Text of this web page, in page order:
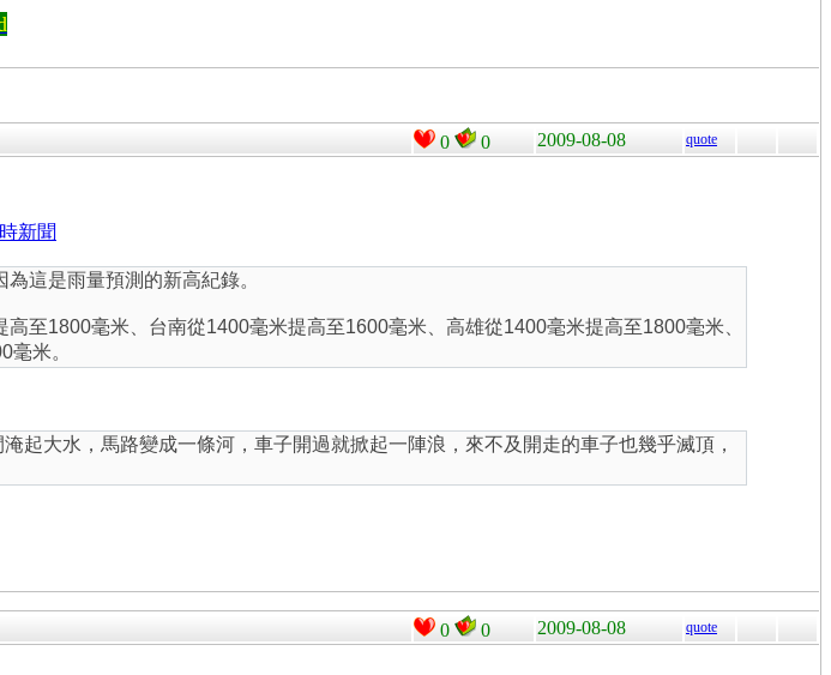
0 0 2009-08-08 quote
新聞
這是雨量預測的新高紀錄。
至1800毫米、台南從1400毫米提高至1600毫米、高雄從1400毫米提高至1800毫米、
米。
起大水，馬路變成一條河，車子開過就掀起一陣浪，來不及開走的車子也幾乎滅頂，
0 0 2009-08-08 quote